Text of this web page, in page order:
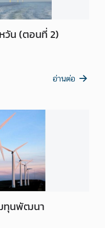
วัน (ตอนที่ 2)
อ่านต่อ
ทุนพัฒนา